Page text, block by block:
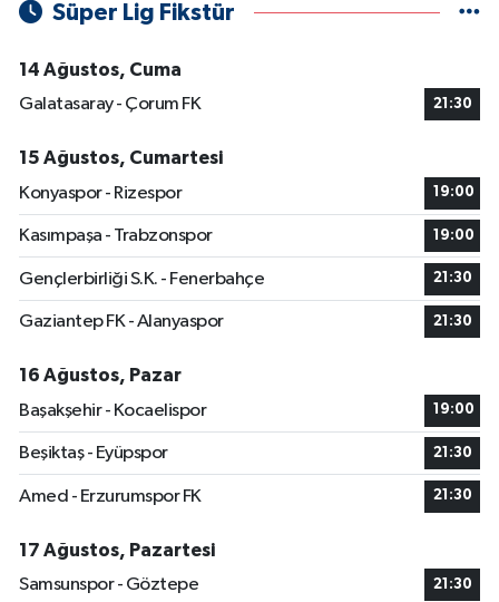
Süper Lig Fikstür
14 Ağustos, Cuma
Galatasaray - Çorum FK
21:30
15 Ağustos, Cumartesi
Konyaspor - Rizespor
19:00
Kasımpaşa - Trabzonspor 19:00
Gençlerbirliği S.K. - Fenerbahçe 21:30
Gaziantep FK - Alanyaspor 21:30
16 Ağustos, Pazar
Başakşehir - Kocaelispor
19:00
Beşiktaş - Eyüpspor 21:30
Amed - Erzurumspor FK 21:30
17 Ağustos, Pazartesi
Samsunspor - Göztepe
21:30